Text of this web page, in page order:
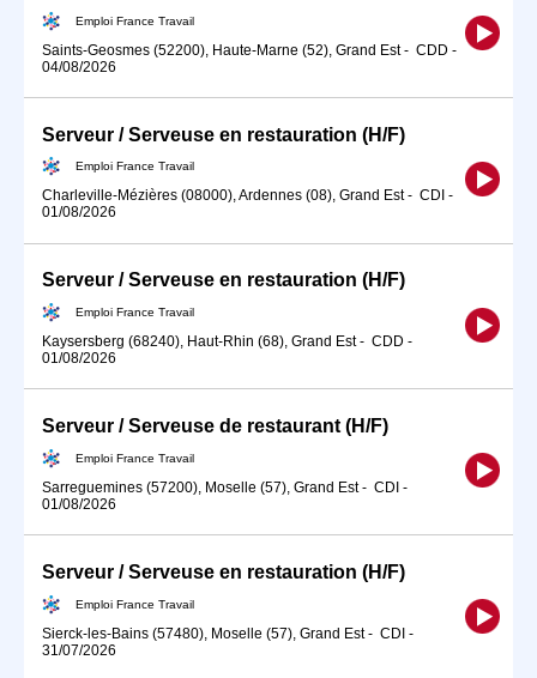
Emploi France Travail
Saints-Geosmes (52200), Haute-Marne (52), Grand Est- CDD -
04/08/2026
Serveur / Serveuse en restauration (H/F)
Emploi France Travail
Charleville-Mézières (08000), Ardennes (08), Grand Est- CDI -
01/08/2026
Serveur / Serveuse en restauration (H/F)
Emploi France Travail
Kaysersberg (68240), Haut-Rhin (68), Grand Est- CDD -
01/08/2026
Serveur / Serveuse de restaurant (H/F)
Emploi France Travail
Sarreguemines (57200), Moselle (57), Grand Est- CDI -
01/08/2026
Serveur / Serveuse en restauration (H/F)
Emploi France Travail
Sierck-les-Bains (57480), Moselle (57), Grand Est- CDI -
31/07/2026